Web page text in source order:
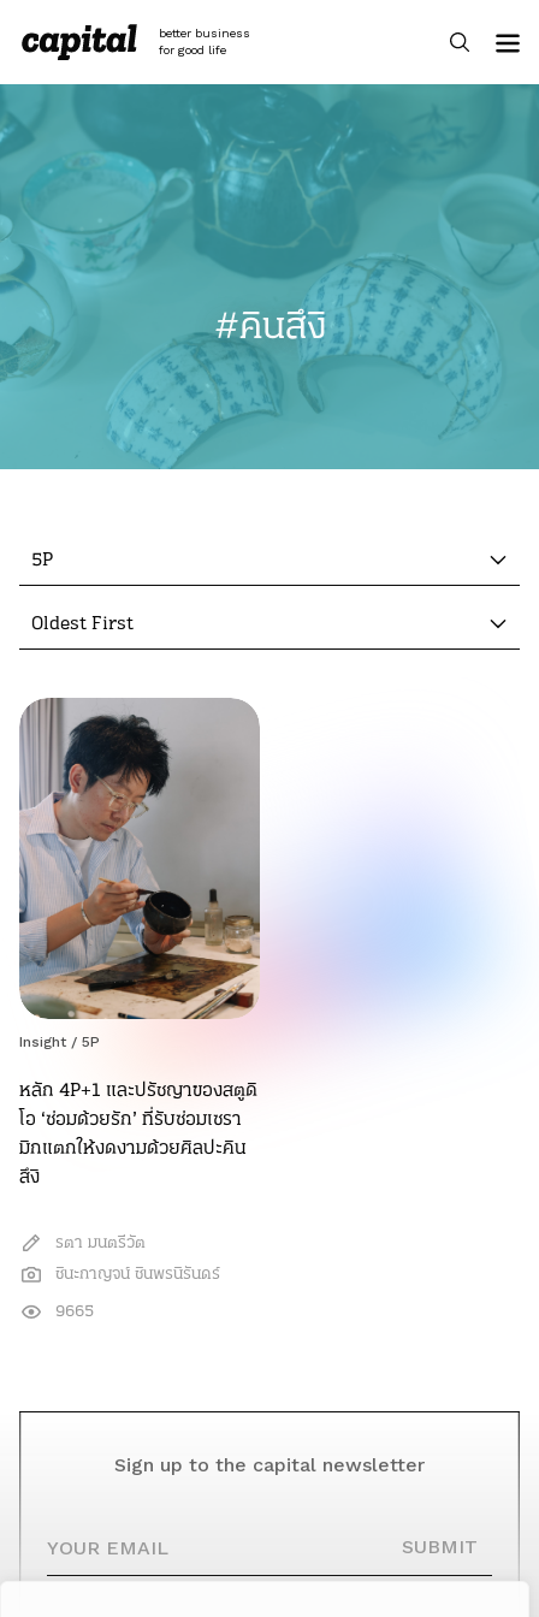
content
better business
for good life
#คินสึงิ
5P
Oldest First
Insight / 5P
หลัก 4P+1 และปรัชญาของสตูดิ
โอ ‘ซ่อมด้วยรัก’ ที่รับซ่อมเซรา
มิกแตกให้งดงามด้วยศิลปะคิน
สึงิ
รตา มนตรีวัต
ชินะกาญจน์ ชินพรนิรันดร์
9665
Sign up to the capital newsletter
SUBMIT